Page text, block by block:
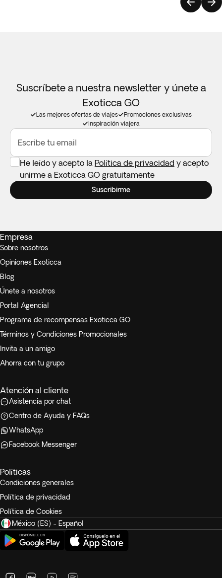
Suscríbete a nuestra newsletter y únete a
Exoticca GO
Las mejores ofertas de viajes
Promociones exclusivas
Inspiración viajera
Escribe tu email
He leído y acepto la Política de privacidad y acepto
unirme a Exoticca GO gratuitamente
Suscribirme
Empresa
Sobre nosotros
Opiniones Exoticca
Blog
Únete a nosotros
Portal Agencial
Programa de recompensas Exoticca GO
Términos y Condiciones Promocionales
Invita a un amigo
Ahorra con tu grupo
Atención al cliente
Asistencia por chat
Centro de Ayuda y FAQs
WhatsApp
Facebook Messenger
Políticas
Condiciones generales
Política de privacidad
Política de Cookies
México (ES) - Español